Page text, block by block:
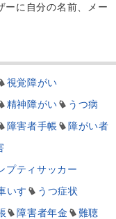
ーに自分の名前、メー
視覚障がい
精神障がい
うつ病
障害者手帳
障がい者
プティサッカー
いす
うつ症状
障害者年金
難聴